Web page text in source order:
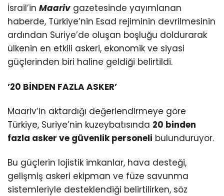
İsrail’in Maariv gazetesinde yayımlanan
haberde, Türkiye’nin Esad rejiminin devrilmesinin
ardından Suriye’de oluşan boşluğu doldurarak
ülkenin en etkili askeri, ekonomik ve siyasi
güçlerinden biri haline geldiği belirtildi.
’20 BİNDEN FAZLA ASKER’
Maariv’in aktardığı değerlendirmeye göre
Türkiye, Suriye’nin kuzeybatısında 20 binden
fazla asker ve güvenlik personeli bulunduruyor.
Bu güçlerin lojistik imkanlar, hava desteği,
gelişmiş askeri ekipman ve füze savunma
sistemleriyle desteklendiği belirtilirken, söz